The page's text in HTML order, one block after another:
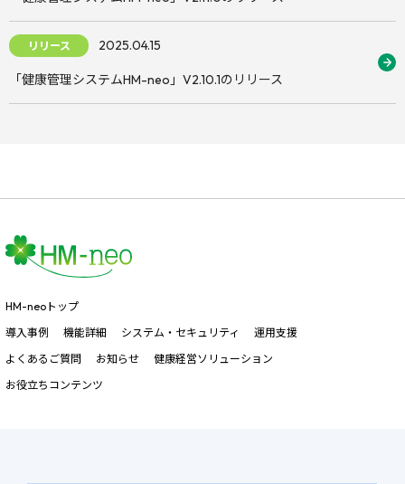
リリース 2025.04.15
「健康管理システムHM-neo」V2.10.1のリリース
HM-neoトップ
導入事例
機能詳細 システム・セキュリティ
運用支援
よくあるご質問
お知らせ
健康経営ソリューション
お役立ちコンテンツ